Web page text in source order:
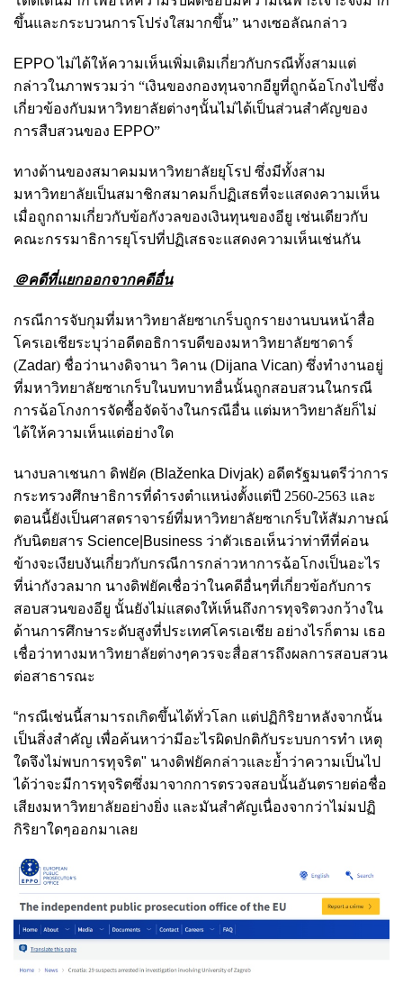
ขึ้นและกระบวนการโปร่งใสมากขึ้น” นางเซอลัณกล่าว
EPPO ไม่ได้ให้ความเห็นเพิ่มเติมเกี่ยวกับกรณีทั้งสามแต่
กล่าวในภาพรวมว่า “เงินของกองทุนจากอียูที่ถูกฉ้อโกงไปซึ่ง
เกี่ยวข้องกับมหาวิทยาลัยต่างๆนั้นไม่ได้เป็นส่วนสำคัญของ
การสืบสวนของ EPPO”
ทางด้านของสมาคมมหาวิทยาลัยยุโรป ซึ่งมีทั้งสาม
มหาวิทยาลัยเป็นสมาชิกสมาคมก็ปฏิเสธที่จะแสดงความเห็น
เมื่อถูกถามเกี่ยวกับข้อกังวลของเงินทุนของอียู เช่นเดียวกับ
คณะกรรมาธิการยุโรปที่ปฏิเสธจะแสดงความเห็นเช่นกัน
＠คดีที่แยกออกจากคดีอื่น
กรณีการจับกุมที่มหาวิทยาลัยซาเกร็บถูกรายงานบนหน้าสื่อ
โครเอเชียระบุว่าอดีตอธิการบดีของมหาวิทยาลัยซาดาร์
(Zadar) ชื่อว่านางดิจานา วิคาน (Dijana Vican) ซึ่งทำงานอยู่
ที่มหาวิทยาลัยซาเกร็บในบทบาทอื่นนั้นถูกสอบสวนในกรณี
การฉ้อโกงการจัดซื้อจัดจ้างในกรณีอื่น แต่มหาวิทยาลัยก็ไม่
ได้ให้ความเห็นแต่อย่างใด
นางบลาเชนกา ดิฟยัค (Blaženka Divjak) อดีตรัฐมนตรีว่าการ
กระทรวงศึกษาธิการที่ดำรงตำแหน่งตั้งแต่ปี 2560-2563 และ
ตอนนี้ยังเป็นศาสตราจารย์ที่มหาวิทยาลัยซาเกร็บให้สัมภาษณ์
กับนิตยสาร Science|Business ว่าตัวเธอเห็นว่าท่าทีที่ค่อน
ข้างจะเงียบงันเกี่ยวกับกรณีการกล่าวหาการฉ้อโกงเป็นอะไร
ที่น่ากังวลมาก นางดิฟยัคเชื่อว่าในคดีอื่นๆที่เกี่ยวข้อกับการ
สอบสวนของอียู นั้นยังไม่แสดงให้เห็นถึงการทุจริตวงกว้างใน
ด้านการศึกษาระดับสูงที่ประเทศโครเอเชีย อย่างไรก็ตาม เธอ
เชื่อว่าทางมหาวิทยาลัยต่างๆควรจะสื่อสารถึงผลการสอบสวน
ต่อสาธารณะ
“กรณีเช่นนี้สามารถเกิดขึ้นได้ทั่วโลก แต่ปฏิกิริยาหลังจากนั้น
เป็นสิ่งสําคัญ เพื่อค้นหาว่ามีอะไรผิดปกติกับระบบการทำ เหตุ
ใดจึงไม่พบการทุจริต" นางดิฟยัคกล่าวและย้ำว่าความเป็นไป
ได้ว่าจะมีการทุจริตซึ่งมาจากการตรวจสอบนั้นอันตรายต่อชื่อ
เสียงมหาวิทยาลัยอย่างยิ่ง และมันสำคัญเนื่องจากว่าไม่มปฏิ
กิริยาใดๆออกมาเลย